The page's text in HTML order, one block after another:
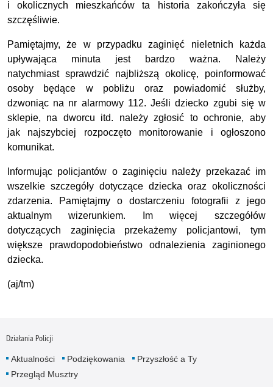
i okolicznych mieszkańców ta historia zakończyła się
szczęśliwie.
Pamiętajmy, że w przypadku zaginięć nieletnich każda
upływająca minuta jest bardzo ważna. Należy
natychmiast sprawdzić najbliższą okolicę, poinformować
osoby będące w pobliżu oraz powiadomić służby,
dzwoniąc na nr alarmowy 112. Jeśli dziecko zgubi się w
sklepie, na dworcu itd. należy zgłosić to ochronie, aby
jak najszybciej rozpoczęto monitorowanie i ogłoszono
komunikat.
Informując policjantów o zaginięciu należy przekazać im
wszelkie szczegóły dotyczące dziecka oraz okoliczności
zdarzenia. Pamiętajmy o dostarczeniu fotografii z jego
aktualnym wizerunkiem. Im więcej szczegółów
dotyczących zaginięcia przekażemy policjantowi, tym
większe prawdopodobieństwo odnalezienia zaginionego
dziecka.
(aj/tm)
Działania Policji
Aktualności Podziękowania
Przyszłość a Ty
Przegląd Musztry